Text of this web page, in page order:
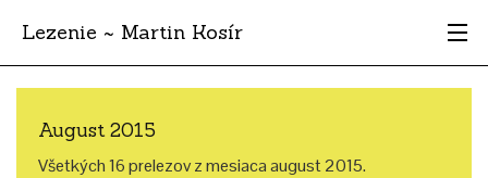
Lezenie ~ Martin Kosír
Najhodnotnejšie
Oblasti
August 2015
Všetkých 16 prelezov z mesiaca august 2015.